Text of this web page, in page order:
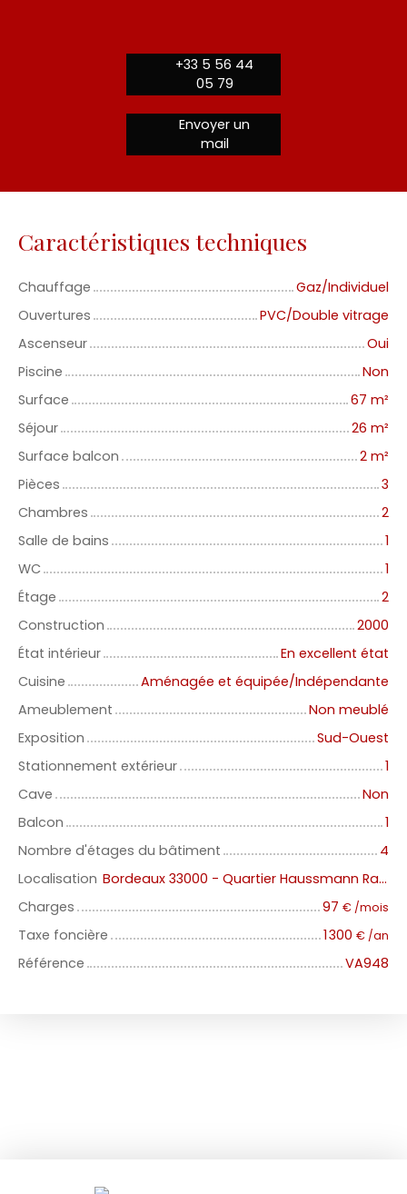
+33 5 56 44
05 79
Envoyer un
mail
Caractéristiques techniques
Chauffage
Gaz/Individuel
Ouvertures
PVC/Double vitrage
Ascenseur
Oui
Piscine
Non
Surface
67 m²
Séjour
26 m²
Surface balcon
2 m²
Pièces
3
Chambres
2
Salle de bains
1
WC
1
Étage
2
Construction
2000
État intérieur
En excellent état
Cuisine
Aménagée et équipée/Indépendante
Ameublement
Non meublé
Exposition
Sud-Ouest
Stationnement extérieur
1
Cave
Non
Balcon
1
Nombre d'étages du bâtiment
4
Localisation
Bordeaux 33000 - Quartier Haussmann Ravezie
Charges
97 € /mois
Taxe foncière 1 300 € /an
Référence VA948